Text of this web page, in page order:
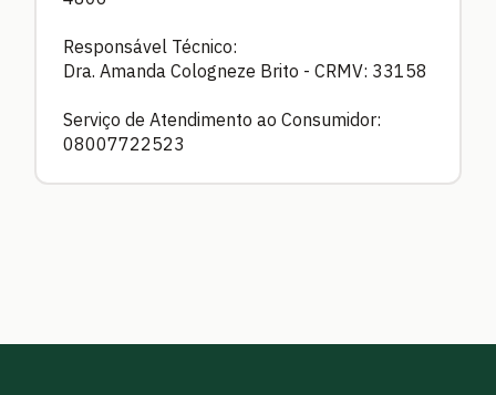
Responsável Técnico:
Dra. Amanda Cologneze Brito - CRMV: 33158
Serviço de Atendimento ao Consumidor:
08007722523